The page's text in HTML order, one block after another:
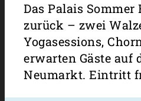
Das Palais
zurück – zwei
Yogasessions,
erwarten Gäste auf
Neumarkt. Eintritt